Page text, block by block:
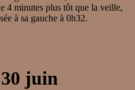
4 minutes plus tôt que la veille,
à sa gauche à 0h32.
juin